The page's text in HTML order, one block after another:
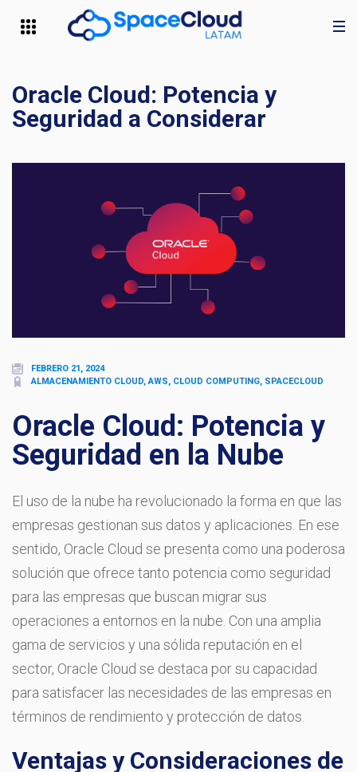
Oracle Cloud: Potencia y
Seguridad a Considerar
FEBRERO 21, 2024
ALMACENAMIENTO CLOUD, AWS, CLOUD COMPUTING, SPACECLOUD
Oracle Cloud: Potencia y
Seguridad en la Nube
El uso de la nube ha revolucionado la forma en que las
empresas gestionan sus datos y aplicaciones. En ese
sentido, Oracle Cloud se presenta como una poderosa
solución que ofrece tanto potencia como seguridad
para las empresas que buscan migrar sus
operaciones a entornos en la nube. Con una amplia
gama de servicios y una sólida reputación en el
sector, Oracle Cloud se destaca por su capacidad
para satisfacer las necesidades de las empresas en
términos de rendimiento y protección de datos.
Ventajas y Consideraciones de